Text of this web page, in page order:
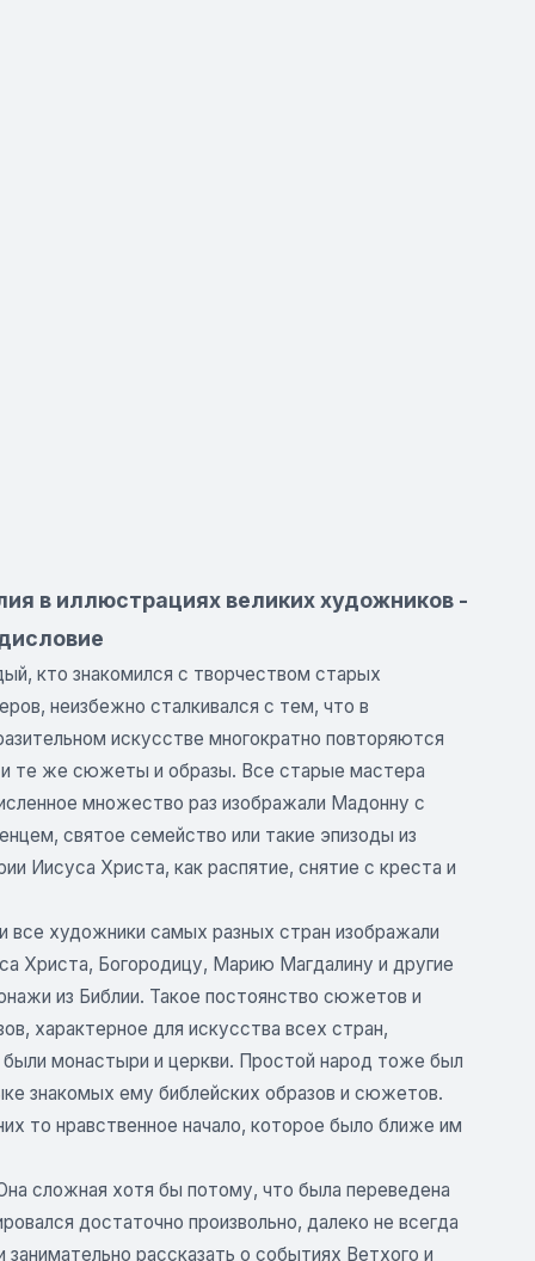
в иллюстрациях великих художников -
кто знакомился с творчеством старых
неизбежно сталкивался с тем, что в
искусстве многократно повторяются
те же сюжеты и образы. Все старые мастера
множество раз изображали Мадонну с
святое семейство или такие эпизоды из
Иисуса Христа, как распятие, снятие с креста и
все художники самых разных стран изображали
Христа, Богородицу, Марию Магдалину и другие
из Библии. Такое постоянство сюжетов и
характерное для искусства всех стран,
были монастыри и церкви. Простой народ тоже был
знакомых ему библейских образов и сюжетов.
то нравственное начало, которое было ближе им
сложная хотя бы потому, что была переведена
достаточно произвольно, далеко не всегда
рассказать о событиях Ветхого и